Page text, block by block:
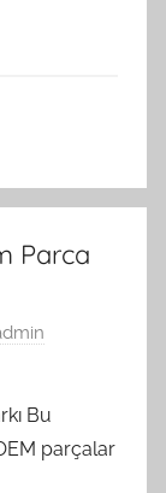
Parca
Bu
parçalar